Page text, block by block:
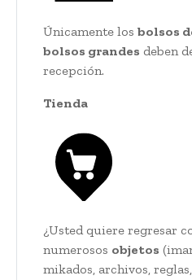
Únicamente los bolsos
bolsos grandes deben
recepción.
Tienda
¿Usted quiere regresar
numerosos objetos
mikados, archivos,